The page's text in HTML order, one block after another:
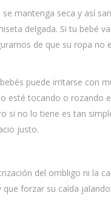
mantenga seca y así
delgada. Si tu bebé
de que su ropa no
puede irritarse con
esté tocando o rozando
si no lo tiene es tan
justo.
del ombligo ni la
forzar su caída